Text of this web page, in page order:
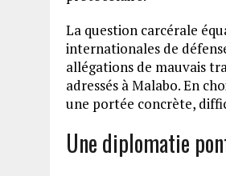
La question carcérale
internationales de
allégations de mauvais
adressés à Malabo. En
une portée concrète,
Une diplomatie